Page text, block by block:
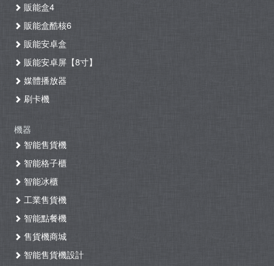
販能盒4
販能盒酷核6
販能安卓盒
販能安卓屏【8寸】
媒體播放器
刷卡機
機器
智能售貨機
智能格子櫃
智能冰櫃
工業售貨機
智能點餐機
售貨機商城
智能售貨機設計